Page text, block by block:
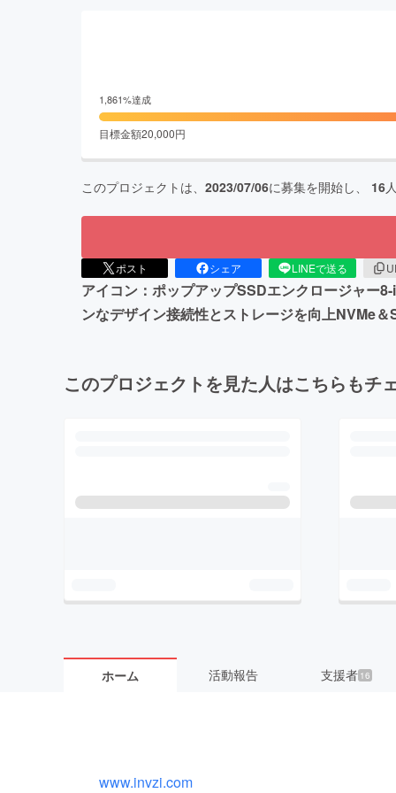
1,861%達成
目標金額20,000円
このプロジェクトは、 2023/07/06に募集を開始し、 16
ポスト シェア LINEで送る
アイコン：ポップアップSSDエンクロージャー
ンなデザイン接続性とストレージを向上NVMe＆
このプロジェクトを見た人はこちらもチ
ホーム 活動報告 支援者 16
www.invzi.com